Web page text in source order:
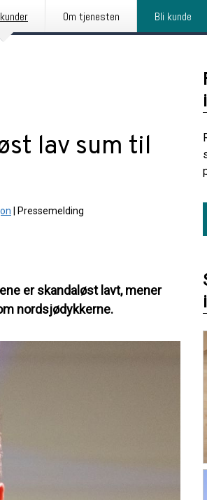
Om tjenesten Bli kunde
lav sum til
Pressemelding
er skandaløst lavt, mener
nordsjødykkerne.